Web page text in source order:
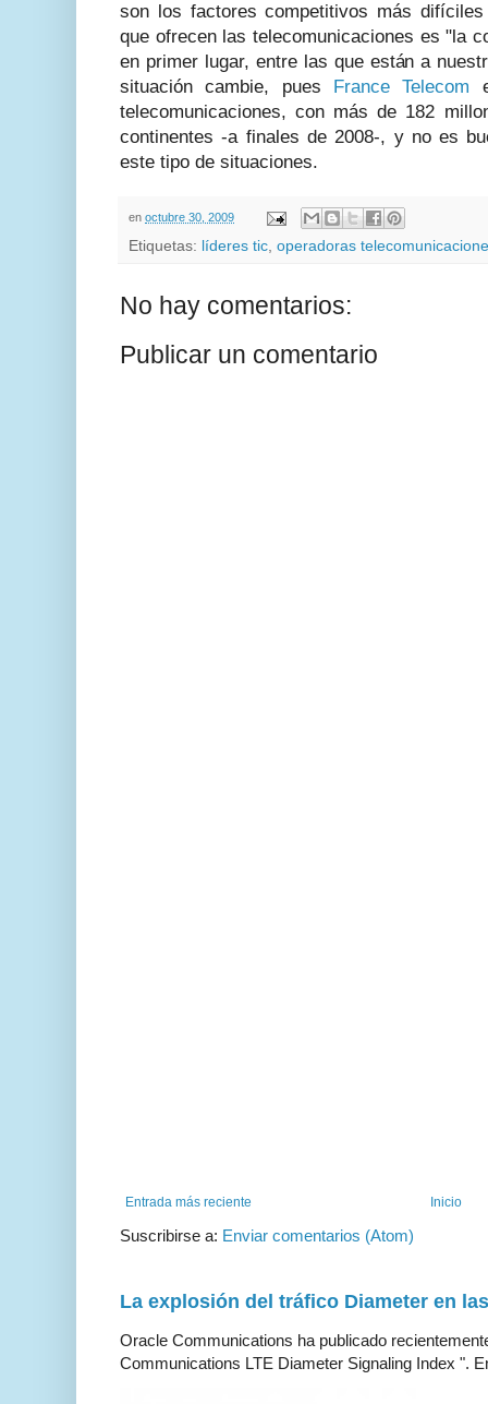
son los factores competitivos más
que ofrecen las telecomunicaciones es "la
en primer lugar, entre las que están a
situación cambie, pues France Telecom
telecomunicaciones, con más de 182
continentes -a finales de 2008-, y no es
este tipo de situaciones.
en octubre 30, 2009
Etiquetas: líderes tic, operadoras
No hay comentarios:
Publicar un comentario
Entrada más reciente Inicio
Suscribirse a: Enviar comentarios (Atom)
La explosión del tráfico Diameter en
Oracle Communications ha publicado
Communications LTE Diameter Signaling Index ".